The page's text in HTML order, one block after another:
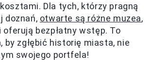
Dla tych, którzy pragną
doznań, otwarte są różne muzea,
bezpłatny wstęp. To
by zgłębić historię miasta, nie
swojego portfela!